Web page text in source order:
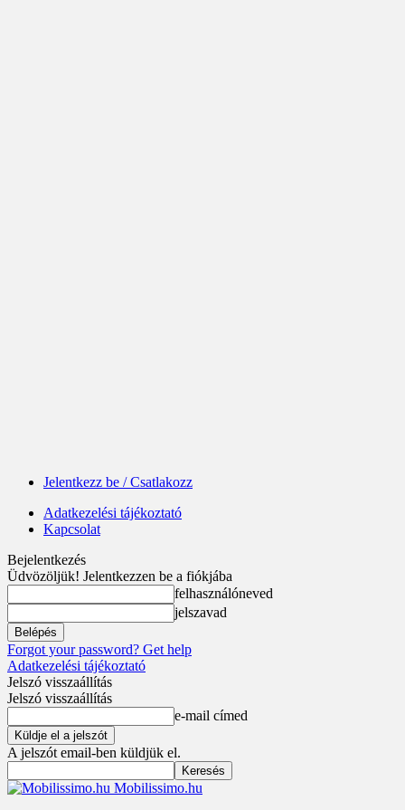
Jelentkezz be / Csatlakozz
Adatkezelési tájékoztató
Kapcsolat
Bejelentkezés
Üdvözöljük! Jelentkezzen be a fiókjába
felhasználóneved
jelszavad
Forgot your password? Get help
Adatkezelési tájékoztató
Jelszó visszaállítás
Jelszó visszaállítás
e-mail címed
A jelszót email-ben küldjük el.
Mobilissimo.hu